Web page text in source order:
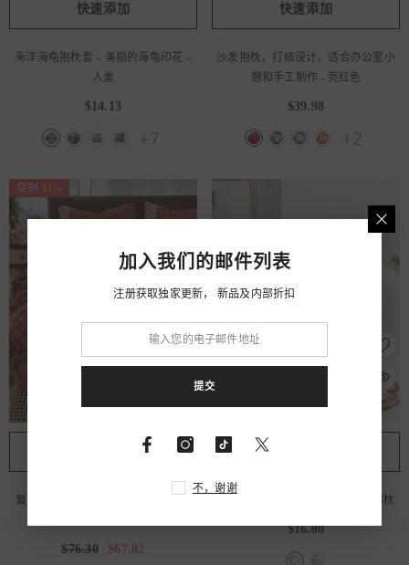
添加到购物车
防水太阳能移动电源
快速添加
海洋海龟抱枕套 – 美丽的海龟印花 –
人类
$14.13
快速添加
沙发抱枕，打结设计，适合办公室小
憩和手工制作 - 亮红色
$39.98
促销 11%
复古红色格纹床品套装（含枕套）
$76.30 $67.82
- 黄色花朵图案腰枕
$16.80
加入我们的邮件列表
注册获取独家更新， 新品及内部折扣
提交
不，谢谢